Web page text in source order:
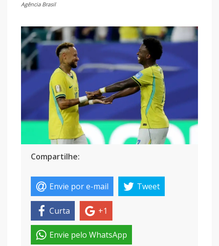
Agência Brasil
Compartilhe:
Envie por e-mail Tweet
Curta +1
Envie pelo WhatsApp